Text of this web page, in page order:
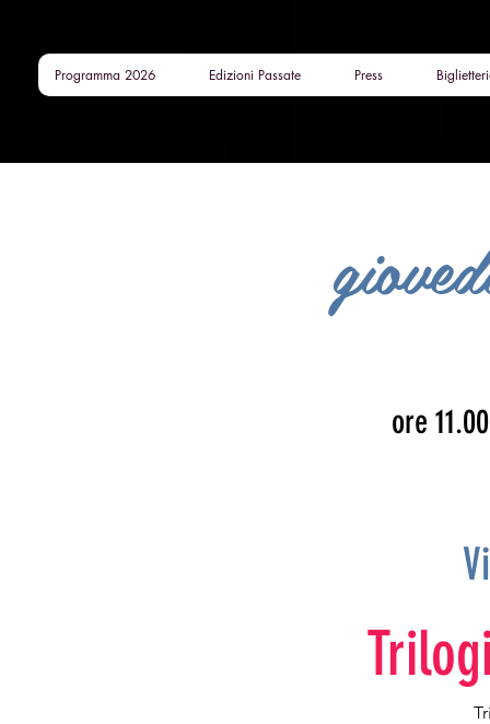
Programma 2026 Edizioni Passate Press
ore